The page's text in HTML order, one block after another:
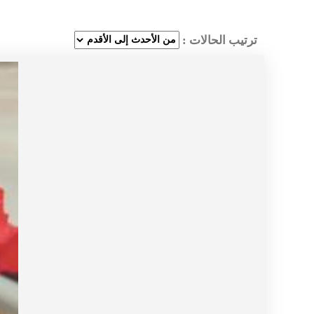
ترتيب الحالات :